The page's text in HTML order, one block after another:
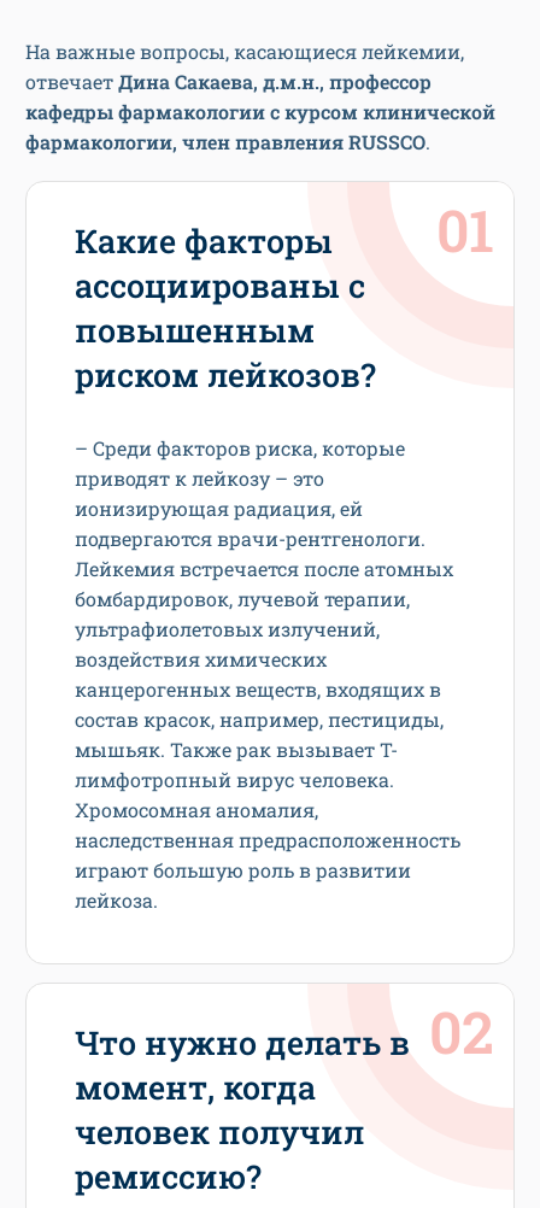
На важные вопросы, касающиеся лейкемии,
отвечаетДина Сакаева, д.м.н., профессор
кафедры фармакологии с курсом клинической
фармакологии, член правления RUSSCO.
Какие факторы
ассоциированы с
повышенным
риском лейкозов?
– Среди факторов риска, которые
приводят к лейкозу – это
ионизирующая радиация, ей
подвергаются врачи-рентгенологи.
Лейкемия встречается после атомных
бомбардировок, лучевой терапии,
ультрафиолетовых излучений,
воздействия химических
канцерогенных веществ, входящих в
состав красок, например, пестициды,
мышьяк. Также рак вызывает Т-
лимфотропный вирус человека.
Хромосомная аномалия,
наследственная предрасположенность
играют большую роль в развитии
лейкоза.
Что нужно делать в
момент, когда
человек получил
ремиссию?